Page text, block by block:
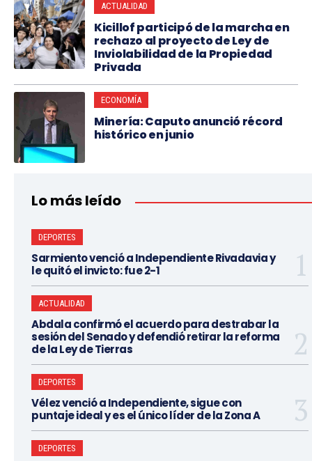
ACTUALIDAD
Kicillof participó de la marcha en
rechazo al proyecto de Ley de
Inviolabilidad de la Propiedad
Privada
ECONOMÍA
Minería: Caputo anunció récord
histórico en junio
Lo más leído
DEPORTES
Sarmiento venció a Independiente Rivadavia y
le quitó el invicto: fue 2-1
ACTUALIDAD
Abdala confirmó el acuerdo para destrabar la
sesión del Senado y defendió retirar la reforma
de la Ley de Tierras
DEPORTES
Vélez venció a Independiente, sigue con
puntaje ideal y es el único líder de la Zona A
DEPORTES